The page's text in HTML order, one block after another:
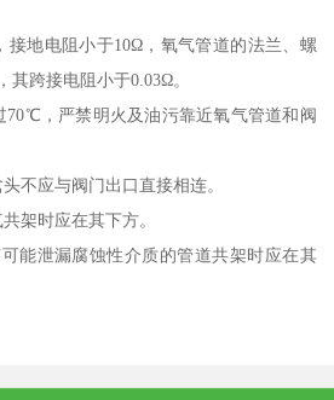
接地电阻小于10Ω，氧气管道的法兰、螺
其跨接电阻小于0.03Ω。
70℃，严禁明火及油污靠近氧气管道和阀
不应与阀门出口直接相连。
架时应在其下方。
能泄漏腐蚀性介质的管道共架时应在其